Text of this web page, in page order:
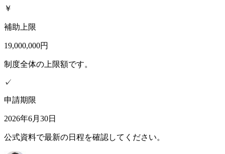
￥
補助上限
19,000,000円
制度全体の上限額です。
✓
申請期限
2026年6月30日
公式資料で最新の日程を確認してください。